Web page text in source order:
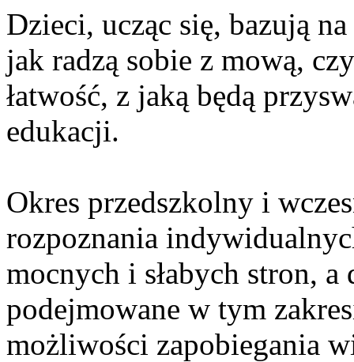
Dzieci, ucząc się, bazują
jak radzą sobie z mową,
łatwość, z jaką będą
edukacji.
Okres przedszkolny i
rozpoznania
mocnych i słabych stron, a
podejmowane w tym
możliwości zapobiegania